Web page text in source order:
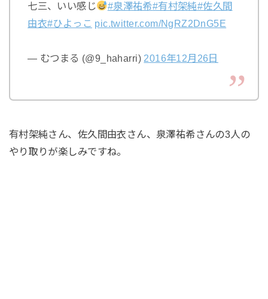
七三、いい感じ
#泉澤祐希#有村架純#佐久間
由衣#ひよっこ pic.twitter.com/NgRZ2DnG5E
— むつまる (@9_haharri) 2016年12月26日
有村架純さん、佐久間由衣さん、泉澤祐希さんの3人の
やり取りが楽しみですね。